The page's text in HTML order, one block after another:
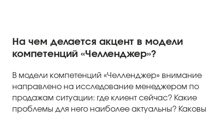
На чем делается акцент в модели
компетенций «Челленджер»?
В модели компетенций «Челленджер» внимание
направлено на исследование менеджером по
продажам ситуации: где клиент сейчас? Какие
проблемы для него наиболее актуальны? Каковы